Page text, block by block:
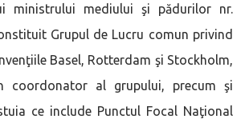
ministrului mediului şi pădurilor nr.
Grupul de Lucru comun privind
Basel, Rotterdam şi Stockholm,
coordonator al grupului, precum şi
ce include Punctul Focal Naţional